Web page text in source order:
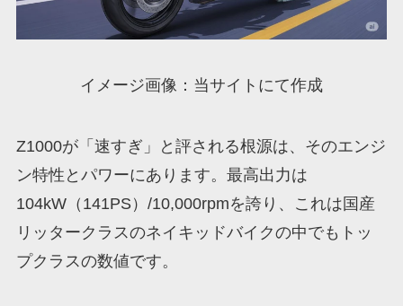
イメージ画像：当サイトにて作成
Z1000が「速すぎ」と評される根源は、そのエンジ
ン特性とパワーにあります。最高出力は
104kW（141PS）/10,000rpmを誇り、これは国産
リッタークラスのネイキッドバイクの中でもトッ
プクラスの数値です。